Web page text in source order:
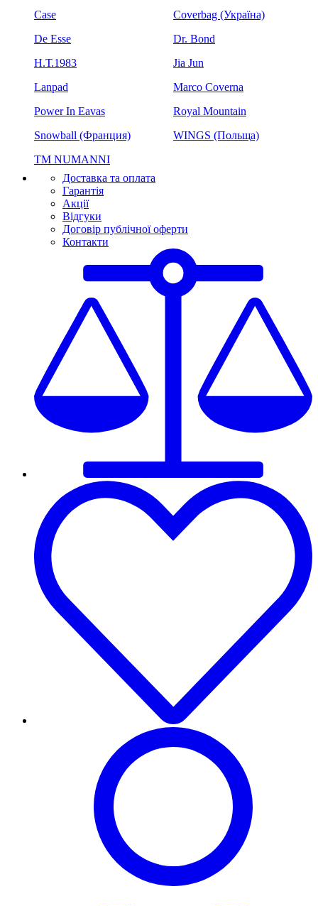
Case
Coverbag (Україна)
De Esse
Dr. Bond
H.Т.1983
Jia Jun
Lanpad
Marco Coverna
Power In Eavas
Royal Mountain
Snowball (Франция)
WINGS (Польща)
ТМ NUMANNI
Доставка та оплата
Гарантія
Акції
Відгуки
Договір публічної оферти
Контакти